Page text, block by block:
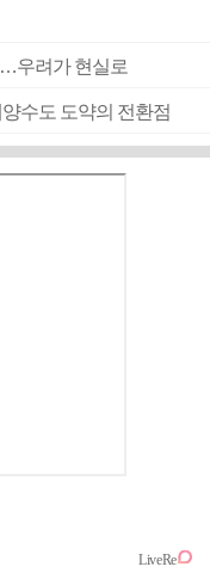
…우려가 현실로
수도 도약의 전환점